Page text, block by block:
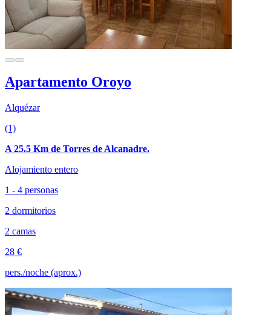
Apartamento Oroyo
Alquézar
(1)
A 25.5 Km de Torres de Alcanadre.
Alojamiento entero
1 - 4 personas
2 dormitorios
2 camas
28 €
pers./noche (aprox.)